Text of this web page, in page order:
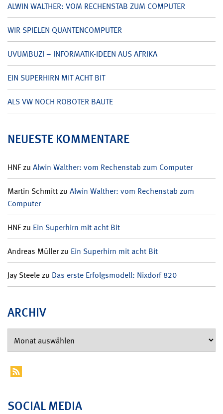
ALWIN WALTHER: VOM RECHENSTAB ZUM COMPUTER
WIR SPIELEN QUANTENCOMPUTER
UVUMBUZI – INFORMATIK-IDEEN AUS AFRIKA
EIN SUPERHIRN MIT ACHT BIT
ALS VW NOCH ROBOTER BAUTE
NEUESTE KOMMENTARE
HNFzu Alwin Walther: vom Rechenstab zum Computer
Martin Schmittzu Alwin Walther: vom Rechenstab zum
Computer
HNFzu Ein Superhirn mit acht Bit
Andreas Müllerzu Ein Superhirn mit acht Bit
Jay Steelezu Das erste Erfolgsmodell: Nixdorf 820
ARCHIV
SOCIAL MEDIA